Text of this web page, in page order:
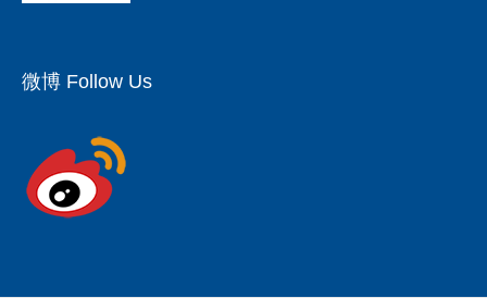
微博 Follow Us